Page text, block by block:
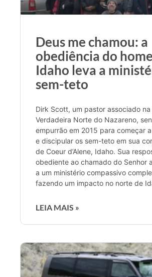
Deus me chamou: a
obediência do
Idaho leva a
sem-teto
Dirk Scott, um pastor associado na
Verdadeira Norte do Nazareno,
empurrão em 2015 para começar
e discipular os sem-teto em sua
de Coeur d’Alene, Idaho. Sua
obediente ao chamado do Senhor
a um ministério compassivo
fazendo um impacto no norte de
LEIA MAIS »